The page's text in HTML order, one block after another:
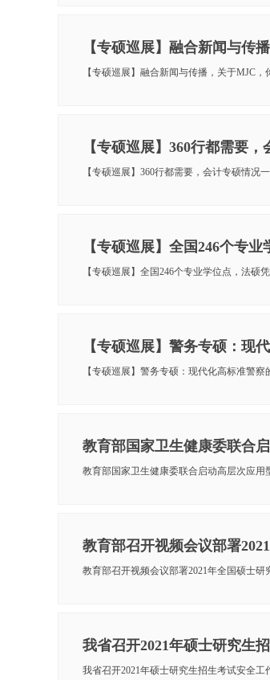
【专硕巡展】融合新闻与传
【专硕巡展】融合新闻与传播，关于MJC，
【专硕巡展】360行都需要
【专硕巡展】360行都需要，会计专硕情况
【专硕巡展】全国246个专
【专硕巡展】全国246个专业学位点，法硕
【专硕巡展】警务专硕：现
【专硕巡展】警务专硕：现代化高标准警察
教育部国家卫生健康委联合
教育部国家卫生健康委联合启动高层次应用
教育部召开视频会议部署
教育部召开视频会议部署2021年全国硕士研
我省召开2021年硕士研究生
我省召开2021年硕士研究生招生考试安全工